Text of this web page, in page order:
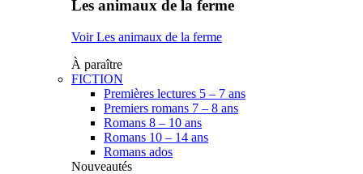
Les animaux de la ferme
Voir Les animaux de la ferme
À paraître
FICTION
Premières lectures 5 – 7 ans
Premiers romans 7 – 8 ans
Romans 8 – 10 ans
Romans 10 – 14 ans
Romans ados
Nouveautés